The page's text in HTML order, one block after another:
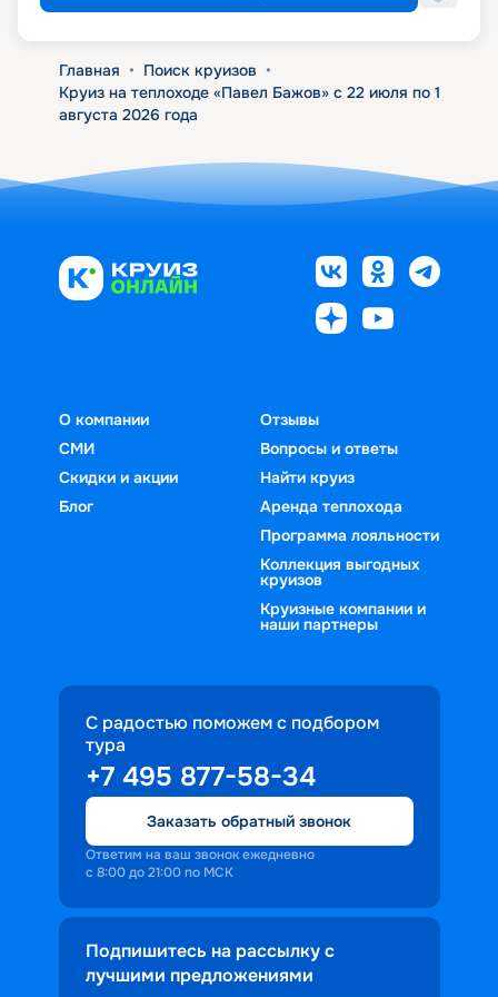
Главная • Поиск круизов •
Круиз на теплоходе «Павел Бажов» с 22 июля по 1
августа 2026 года
О компании
СМИ
Скидки и акции
Блог
Отзывы
Вопросы и ответы
Найти круиз
Аренда теплохода
Программа лояльности
Коллекция выгодных
круизов
Круизные компании и
наши партнеры
С радостью поможем с подбором
тура
+7 495 877-58-34
Заказать обратный звонок
Ответим на ваш звонок ежедневно
с 8:00 до 21:00 по МСК
Подпишитесь на рассылку с
лучшими предложениями